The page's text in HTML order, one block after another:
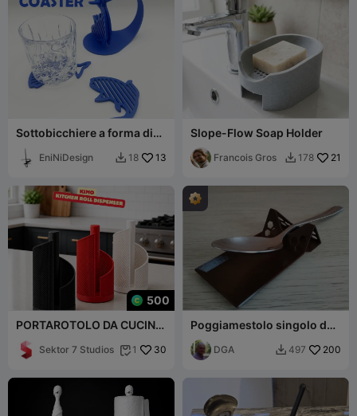
Sottobicchiere a forma di
pesce con supporto
EniNiDesign  18 13
Slope-Flow Soap Holder
Francois Gros  178 21
500
PORTAROTOLO DA CUCINA
Sektor 7 Studios  1 30
Poggiamestolo singolo da
cucina
DGA  497 200